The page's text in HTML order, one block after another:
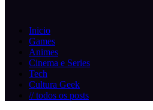
Inicio
Games
Animes
Cinema e Series
Tech
Cultura Geek
// todos os posts